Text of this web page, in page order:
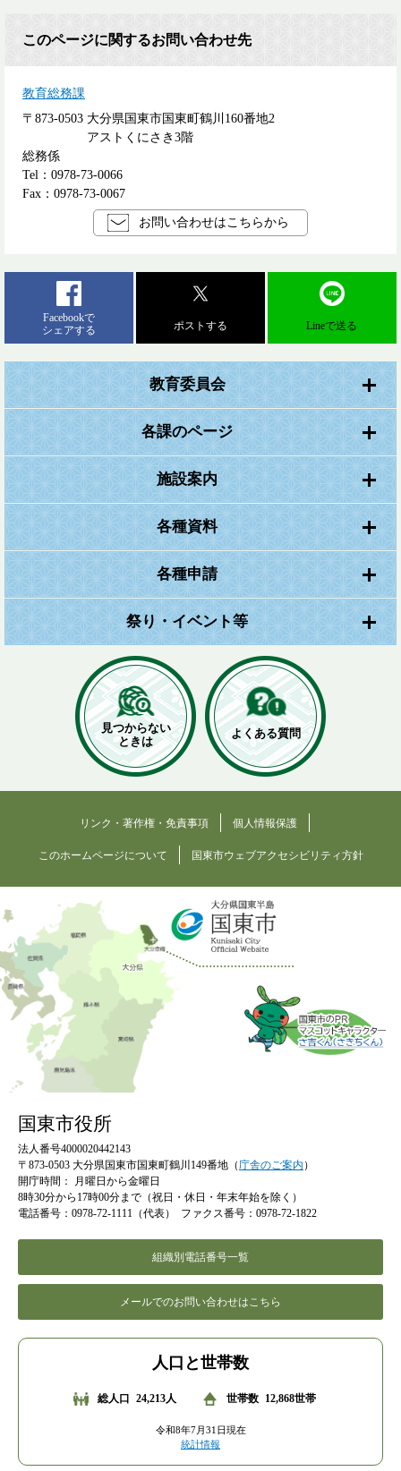
このページに関するお問い合わせ先
教育総務課
〒873-0503 大分県国東市国東町鶴川160番地2
アストくにさき3階
総務係
Tel：0978-73-0066
Fax：0978-73-0067
お問い合わせはこちらから
Facebookで
シェアする
ポストする Lineで送る
教育委員会
各課のページ
施設案内
各種資料
各種申請
祭り・イベント等
見つからない
ときは
よくある質問
リンク・著作権・免責事項 個人情報保護
このホームページについて 国東市ウェブアクセシビリティ方針
国東市役所
法人番号4000020442143
〒873-0503 大分県国東市国東町鶴川149番地（庁舎のご案内 ）
開庁時間：
月曜日から金曜日
8時30分から17時00分まで（祝日・休日・年末年始を除く）
電話番号：0978-72-1111（代表）
ファクス番号：0978-72-1822
組織別電話番号一覧
メールでのお問い合わせはこちら
人口と世帯数
総人口 24,213人 世帯数 12,868世帯
令和8年7月31日現在
統計情報